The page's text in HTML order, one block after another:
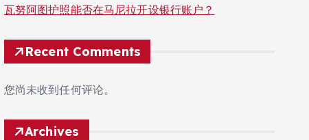
瓦努阿图护照能否在马尼拉开设银行账户？
Recent Comments
您尚未收到任何评论。
Archives